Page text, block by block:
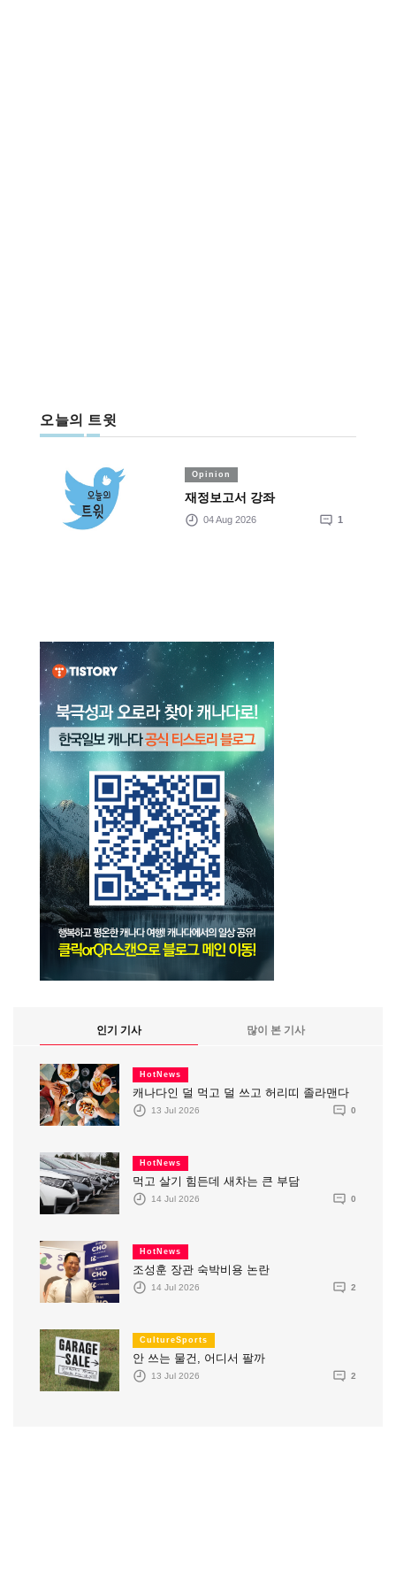
오늘의 트윗
Opinion
재정보고서 강좌
04 Aug 2026 1
인기 기사 많이 본 기사
HotNews
캐나다인 덜 먹고 덜 쓰고 허리띠 졸라맨다
13 Jul 2026 0
HotNews
먹고 살기 힘든데 새차는 큰 부담
14 Jul 2026 0
HotNews
조성훈 장관 숙박비용 논란
14 Jul 2026 2
CultureSports
안 쓰는 물건, 어디서 팔까
13 Jul 2026 2